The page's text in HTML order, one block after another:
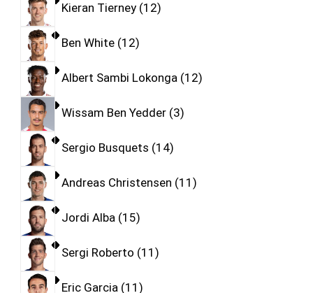
Kieran Tierney 12
Ben White 12
Albert Sambi Lokonga 12
Wissam Ben Yedder 3
Sergio Busquets 14
Andreas Christensen 11
Jordi Alba 15
Sergi Roberto 11
Eric Garcia 11